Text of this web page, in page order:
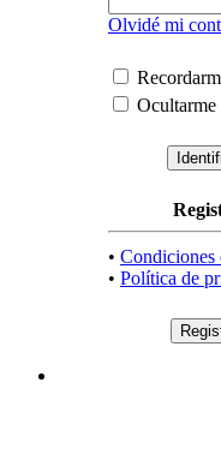
Olvidé mi
Ocultarme
• Condiciones
• Política de